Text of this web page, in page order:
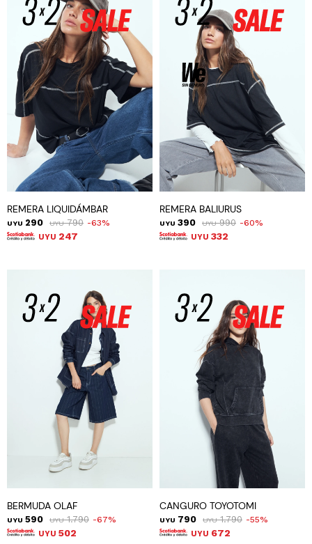
REMERA LIQUIDÁMBAR
UYU 290 UYU 790 63
UYU 247
REMERA BALIURUS
UYU 390 UYU 990 60
UYU 332
BERMUDA OLAF
UYU 590 UYU 1.790 67
UYU 502
CANGURO TOYOTOMI
UYU 790 UYU 1.790 55
UYU 672